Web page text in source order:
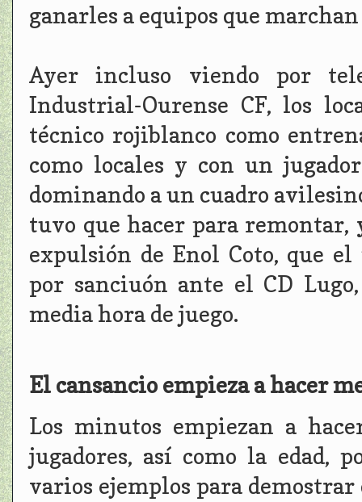
ganarles a equipos que marchan
Ayer incluso viendo por
Industrial-Ourense CF, los
técnico rojiblanco como
como locales y con un
dominando a un cuadro
tuvo que hacer para remontar,
expulsión de Enol Coto, que
por sanciuón ante el CD
media hora de juego.
El cansancio empieza a hacer
Los minutos empiezan a
jugadores, así como la edad,
varios ejemplos para